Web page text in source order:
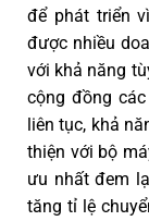
để phát triển
được nhiều
với khả năng
cộng đồng
liên tục, khả
thiện với bộ
ưu nhất đem
tăng tỉ lệ